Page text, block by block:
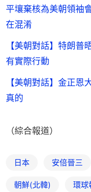
平壤棄核為美朝領袖
在混淆
【美朝對話】特朗
有實際行動
【美朝對話】金正
真的
（綜合報道）
日本 安倍晉三
朝鮮(北韓) 環球